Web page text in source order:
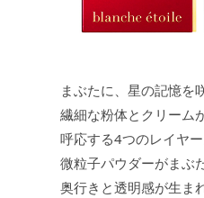
まぶたに、星の記憶を
繊細な粉体とクリーム
呼応する4つのレイヤー
微粒子パウダーがまぶ
奥行きと透明感が生ま